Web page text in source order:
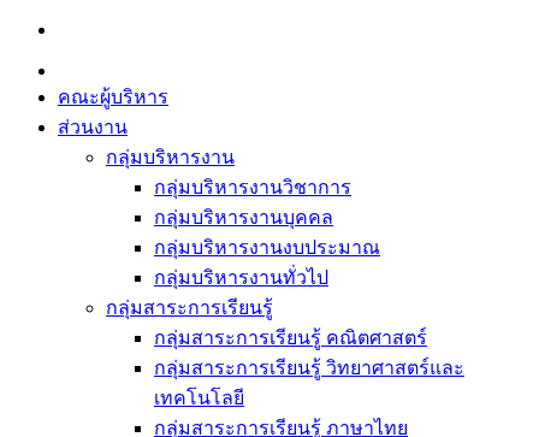
Skip
content
คณะผู้บริหาร
ส่วนงาน
กลุ่มบริหารงาน
กลุ่มบริหารงานวิชาการ
กลุ่มบริหารงานบุคคล
กลุ่มบริหารงานงบประมาณ
กลุ่มบริหารงานทั่วไป
กลุ่มสาระการเรียนรู้
กลุ่มสาระการเรียนรู้ คณิตศาสตร์
กลุ่มสาระการเรียนรู้ วิทยาศาสตร์และ
เทคโนโลยี
กลุ่มสาระการเรียนรู้ ภาษาไทย